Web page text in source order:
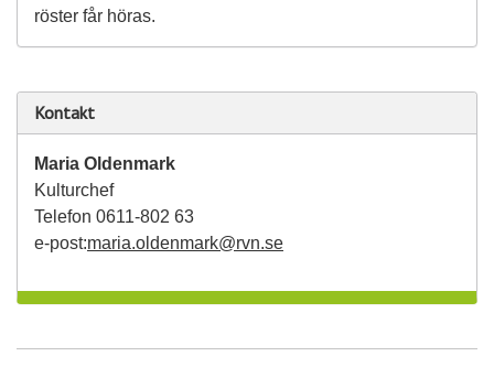
röster får höras.
Kontakt
Maria Oldenmark
Kulturchef
Telefon 0611-802 63
e-post:maria.oldenmark@rvn.se